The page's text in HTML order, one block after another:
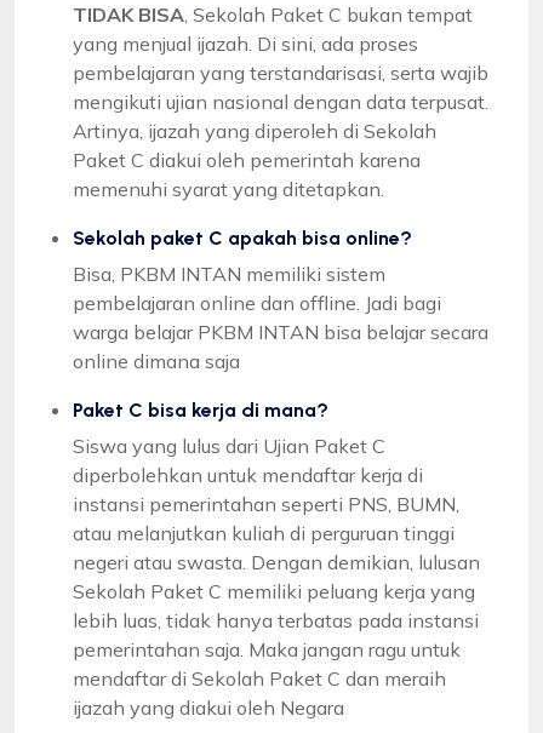
TIDAK BISA , Sekolah Paket C bukan tempat
yang menjual ijazah. Di sini, ada proses
pembelajaran yang terstandarisasi, serta wajib
mengikuti ujian nasional dengan data terpusat.
Artinya, ijazah yang diperoleh di Sekolah
Paket C diakui oleh pemerintah karena
memenuhi syarat yang ditetapkan.
Sekolah paket C apakah bisa online?
Bisa, PKBM INTAN memiliki sistem
pembelajaran online dan offline. Jadi bagi
warga belajar PKBM INTAN bisa belajar secara
online dimana saja
Paket C bisa kerja di mana?
Siswa yang lulus dari Ujian Paket C
diperbolehkan untuk mendaftar kerja di
instansi pemerintahan seperti PNS, BUMN,
atau melanjutkan kuliah di perguruan tinggi
negeri atau swasta. Dengan demikian, lulusan
Sekolah Paket C memiliki peluang kerja yang
lebih luas, tidak hanya terbatas pada instansi
pemerintahan saja. Maka jangan ragu untuk
mendaftar di Sekolah Paket C dan meraih
ijazah yang diakui oleh Negara